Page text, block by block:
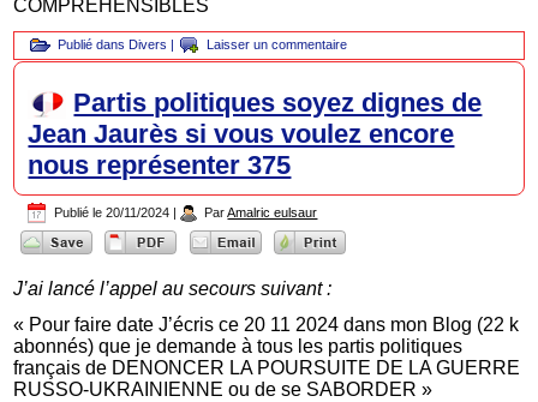
COMPREHENSIBLES
Publié dans Divers | Laisser un commentaire
Partis politiques soyez dignes de
Jean Jaurès si vous voulez encore
nous représenter 375
Publié le 20/11/2024 | Par Amalric eulsaur
J’ai lancé l’appel au secours suivant :
« Pour faire date J’écris ce 20 11 2024 dans mon Blog (22 k
abonnés) que je demande à tous les partis politiques
français de DENONCER LA POURSUITE DE LA GUERRE
RUSSO-UKRAINIENNE ou de se SABORDER »